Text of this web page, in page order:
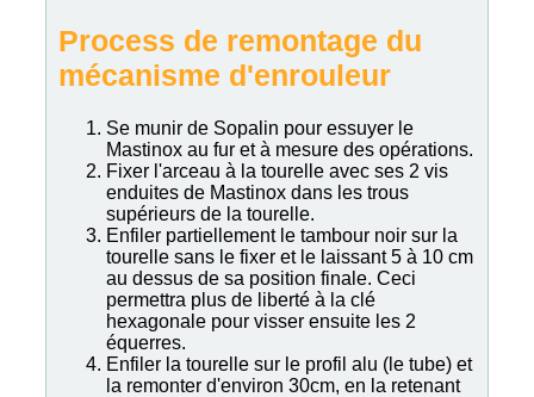
Process de remontage du
mécanisme d'enrouleur
Se munir de Sopalin pour essuyer le
Mastinox au fur et à mesure des opérations.
Fixer l'arceau à la tourelle avec ses 2 vis
enduites de Mastinox dans les trous
supérieurs de la tourelle.
Enfiler partiellement le tambour noir sur la
tourelle sans le fixer et le laissant 5 à 10 cm
au dessus de sa position finale. Ceci
permettra plus de liberté à la clé
hexagonale pour visser ensuite les 2
équerres.
Enfiler la tourelle sur le profil alu (le tube) et
la remonter d'environ 30cm, en la retenant